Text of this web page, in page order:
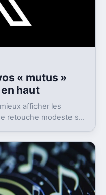
« mutus »
haut
afficher les
retouche modeste sur